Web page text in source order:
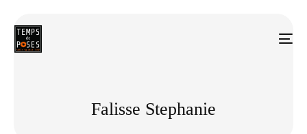
Falisse Stephanie